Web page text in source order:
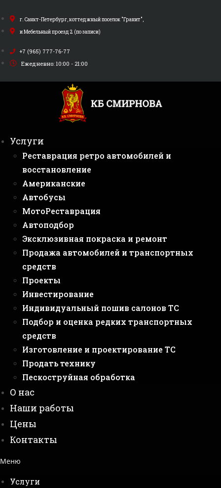
к
содержимому
г. Санкт-Петербург, коттеджный поселок "Гранит",
и Мебельный проезд 2 (по записи)
+7 (965) 777-76-77
Ежедневно: 10:00 - 21:00
Услуги
Реставрация ретро автомобилей и
восстановление
Американские
Автобусы
МотоРеставрация
Автоподбор
Эксклюзивная покраска и ремонт
Продажа автомобилей и транспортных
средств
Проекты
Инвестирование
Индивидуальный пошив салонов ТС
Подбор и оценка редких транспортных
средств
Изготовление и проектирование ТС
Продать технику
Пескоструйная обработка
О нас
Наши работы
Цены
Контакты
Меню
Услуги